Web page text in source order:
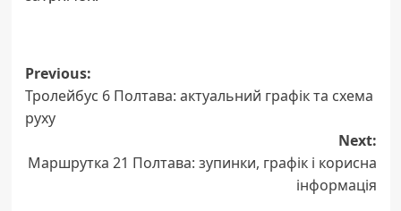
Post
navigation
Previous:
Тролейбус 6 Полтава: актуальний графік та схема
руху
Next:
Маршрутка 21 Полтава: зупинки, графік і корисна
інформація